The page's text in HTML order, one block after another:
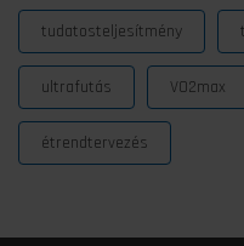
tudatosteljesítmény
ultrafutás VO2max
étrendtervezés